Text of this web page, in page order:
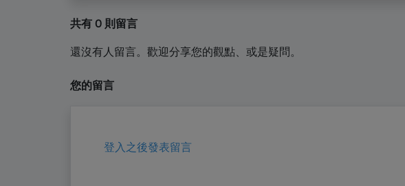
共有 0 則留言
還沒有人留言。歡迎分享您的觀點、或是疑問。
您的留言
登入之後發表留言